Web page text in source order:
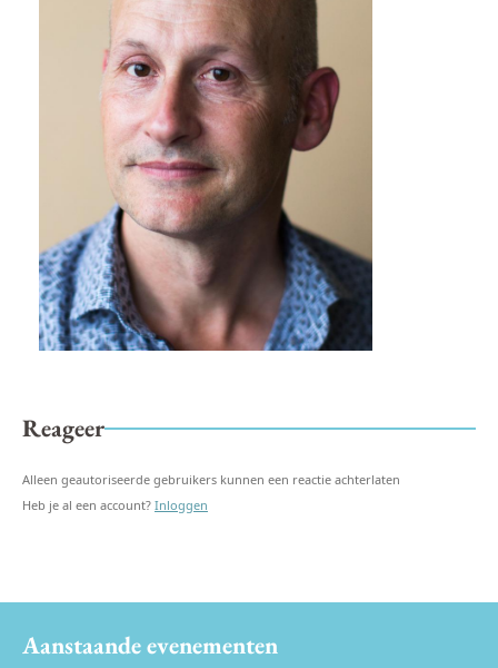
Reageer
Alleen geautoriseerde gebruikers kunnen een reactie achterlaten
Heb je al een account? Inloggen
Aanstaande evenementen